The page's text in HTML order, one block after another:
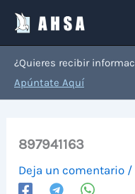
contenido
¿Quieres recibir
Apúntate Aquí
897941163
Deja un comentario /